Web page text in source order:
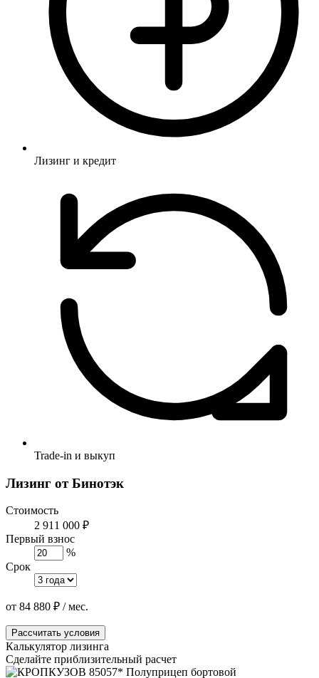
Лизинг и кредит
Trade-in и выкуп
Лизинг от Бинотэк
Стоимость
2 911 000 ₽
Первый взнос
%
Срок
от 84 880 ₽ / мес.
Рассчитать условия
Калькулятор лизинга
Сделайте приблизительный расчет